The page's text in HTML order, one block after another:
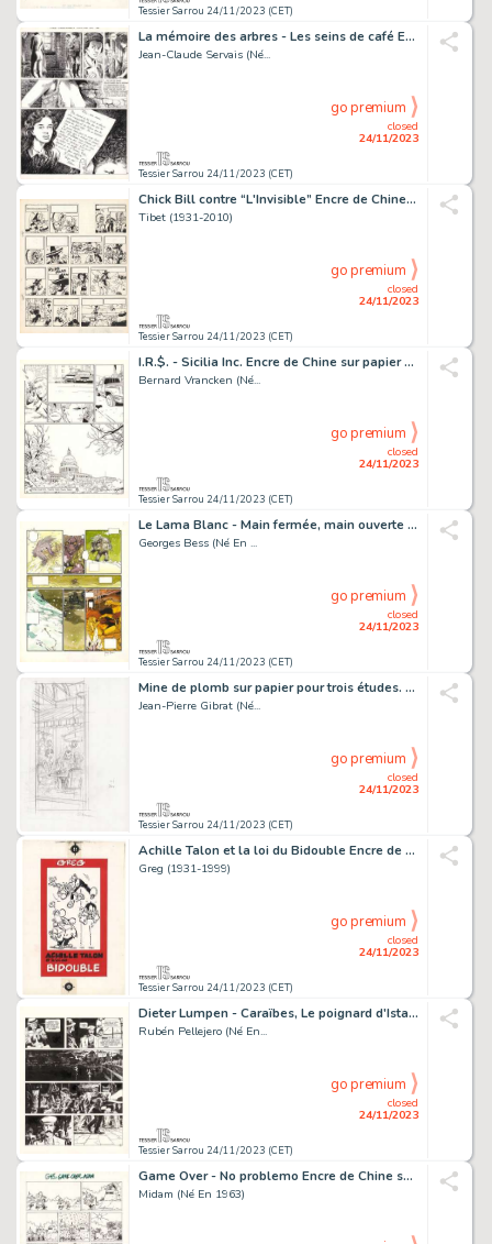
Tessier Sarrou 24/11/2023 (CET)
La mémoire des arbres - Les seins de café Encre de...
Jean-Claude Servais (Né...
Tessier Sarrou 24/11/2023 (CET)
closed
24/11/2023
go premium
Chick Bill contre “L'Invisible” Encre de Chine sur...
Tibet (1931-2010)
Tessier Sarrou 24/11/2023 (CET)
closed
24/11/2023
go premium
I.R.$. - Sicilia Inc. Encre de Chine sur papier pour...
Bernard Vrancken (Né...
Tessier Sarrou 24/11/2023 (CET)
closed
24/11/2023
go premium
Le Lama Blanc - Main fermée, main ouverte Encres de...
Georges Bess (Né En ...
Tessier Sarrou 24/11/2023 (CET)
closed
24/11/2023
go premium
Mine de plomb sur papier pour trois études. Signés...
Jean-Pierre Gibrat (Né...
Tessier Sarrou 24/11/2023 (CET)
closed
24/11/2023
go premium
Achille Talon et la loi du Bidouble Encre de Chine...
Greg (1931-1999)
Tessier Sarrou 24/11/2023 (CET)
closed
24/11/2023
go premium
Dieter Lumpen - Caraïbes, Le poignard d'Istambul Encre...
Rubén Pellejero (Né En...
Tessier Sarrou 24/11/2023 (CET)
closed
24/11/2023
go premium
Game Over - No problemo Encre de Chine sur papier pour...
Midam (Né En 1963)